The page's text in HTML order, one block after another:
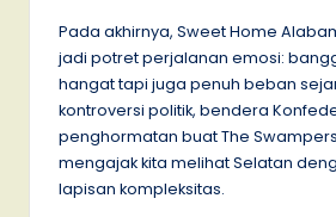
Pada akhirnya, Sweet Home
jadi potret perjalanan emosi:
hangat tapi juga penuh beban
kontroversi politik, bendera
penghormatan buat The
mengajak kita melihat Selatan
lapisan kompleksitas.